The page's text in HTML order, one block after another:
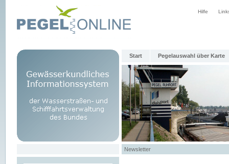
Hilfe
Start Pegelauswahl über Karte
Newsletter